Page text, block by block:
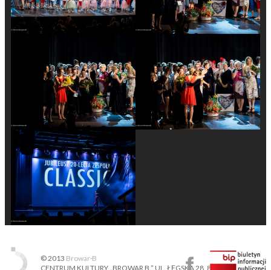
© 2013 Browar·B
CENTRUM KULTURY „BROWAR B.” UL. ŁĘGSKA 28, 87-800